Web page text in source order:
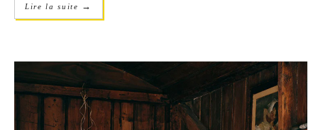
Lire la suite →